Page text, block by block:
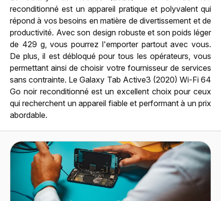
reconditionné est un appareil pratique et polyvalent qui
répond à vos besoins en matière de divertissement et de
productivité. Avec son design robuste et son poids léger
de 429 g, vous pourrez l'emporter partout avec vous.
De plus, il est débloqué pour tous les opérateurs, vous
permettant ainsi de choisir votre fournisseur de services
sans contrainte. Le Galaxy Tab Active3 (2020) Wi-Fi 64
Go noir reconditionné est un excellent choix pour ceux
qui recherchent un appareil fiable et performant à un prix
abordable.